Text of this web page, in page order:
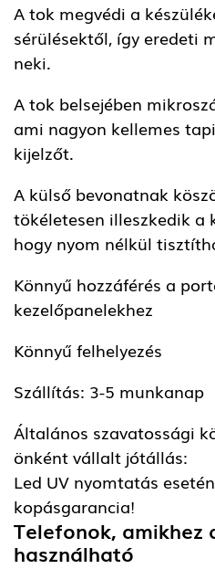
A tok megvédi a
sérülésektől, így eredeti
neki.
A tok belsejében
ami nagyon kellemes
kijelzőt.
A külső bevonatnak
tökéletesen illeszkedik a
hogy nyom nélkül
Könnyű hozzáférés a
kezelőpanelekhez
Könnyű felhelyezés
Szállítás: 3-5 munkanap
Általános szavatossági
önként vállalt jótállás:
Led UV nyomtatás
kopásgarancia!
Telefonok, amikhez
használható